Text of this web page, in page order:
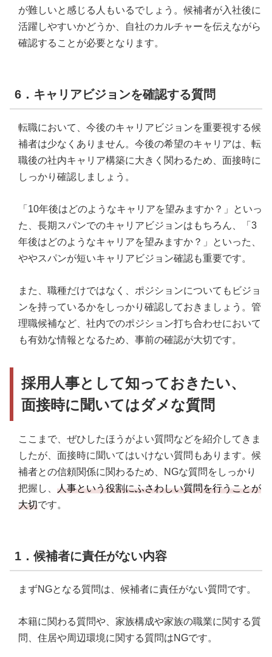
が難しいと感じる人もいるでしょう。候補者が入社後に
活躍しやすいかどうか、自社のカルチャーを伝えながら
確認することが必要となります。
6．キャリアビジョンを確認する質問
転職において、今後のキャリアビジョンを重要視する候
補者は少なくありません。今後の希望のキャリアは、転
職後の社内キャリア構築に大きく関わるため、面接時に
しっかり確認しましょう。
「10年後はどのようなキャリアを望みますか？」といっ
た、長期スパンでのキャリアビジョンはもちろん、「3
年後はどのようなキャリアを望みますか？」といった、
ややスパンが短いキャリアビジョン確認も重要です。
また、職種だけではなく、ポジションについてもビジョ
ンを持っているかをしっかり確認しておきましょう。管
理職候補など、社内でのポジション打ち合わせにおいて
も有効な情報となるため、事前の確認が大切です。
採用人事として知っておきたい、
面接時に聞いてはダメな質問
ここまで、ぜひしたほうがよい質問などを紹介してきま
したが、面接時に聞いてはいけない質問もあります。候
補者との信頼関係に関わるため、NGな質問をしっかり
把握し、 人事という役割にふさわしい質問を行うことが
大切です。
1．候補者に責任がない内容
まずNGとなる質問は、候補者に責任がない質問です。
本籍に関わる質問や、家族構成や家族の職業に関する質
問、住居や周辺環境に関する質問はNGです。